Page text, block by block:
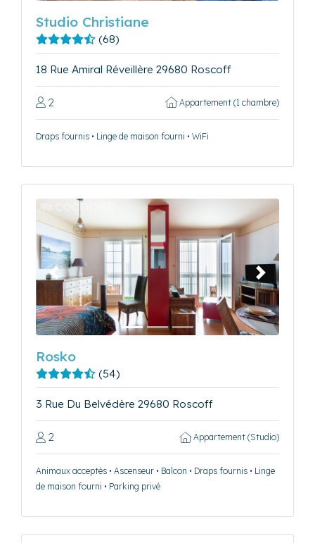
Studio Christiane
(68)
18 Rue Amiral Réveillère 29680 Roscoff
2 Appartement (1 chambre)
Draps fournis • Linge de maison fourni • WiFi
Précédent Suivant
Rosko
(54)
3 Rue Du Belvédère 29680 Roscoff
2 Appartement (Studio)
Animaux acceptés • Ascenseur • Balcon • Draps fournis • Linge
de maison fourni • Parking privé